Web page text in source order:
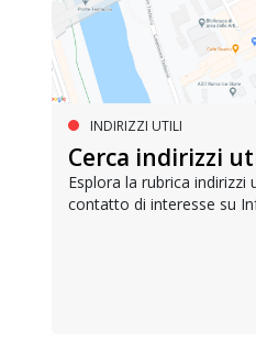
INDIRIZZI UTILI
Cerca indirizzi
Esplora la rubrica
contatto di interesse su